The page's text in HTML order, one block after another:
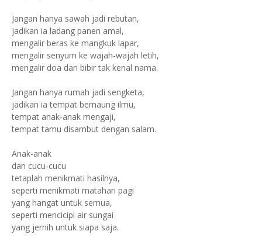
Jangan hanya sawah jadi rebutan,
jadikan ia ladang panen amal,
mengalir beras ke mangkuk lapar,
mengalir senyum ke wajah-wajah letih,
mengalir doa dari bibir tak kenal nama.
Jangan hanya rumah jadi sengketa,
jadikan ia tempat bernaung ilmu,
tempat anak-anak mengaji,
tempat tamu disambut dengan salam.
Anak-anak
dan cucu-cucu
tetaplah menikmati hasilnya,
seperti menikmati matahari pagi
yang hangat untuk semua,
seperti mencicipi air sungai
yang jernih untuk siapa saja.